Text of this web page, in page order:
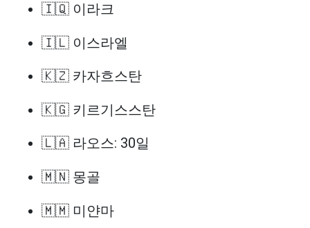
🇮🇶 이라크
🇮🇱 이스라엘
🇰🇿 카자흐스탄
🇰🇬 키르기스스탄
🇱🇦 라오스: 30일
🇲🇳 몽골
🇲🇲 미얀마